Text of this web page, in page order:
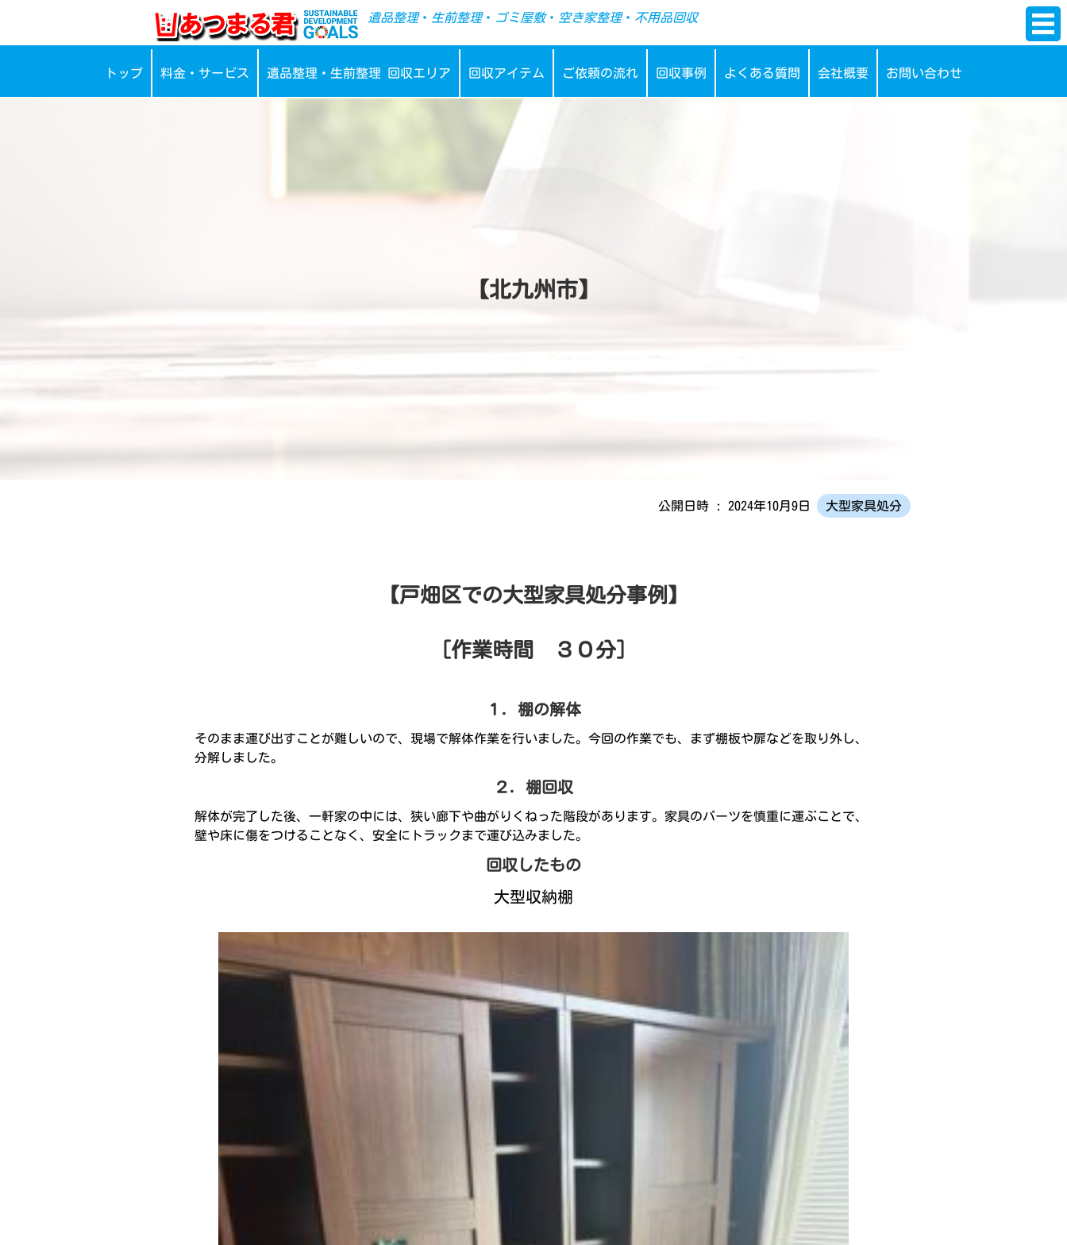
-->
遺品整理・ 生前整理・ ゴミ屋敷・ 空き家整理・ 不用品回収
トップ 料金・サービス 遺品整理・生前整理 回収エリア 回収アイテム ご依頼の流れ 回収事例 よくある質問 会社概要 お問い合わせ
【北九州市】
公開日時 : 2024年10月9日 大型家具処分
【戸畑区での大型家具処分事例】
［作業時間 ３０分］
１．棚の解体
そのまま運び出すことが難しいので、現場で解体作業を行いました。今回の作業でも、まず棚板や扉などを取り外し、
分解しました。
２．棚回収
解体が完了した後、一軒家の中には、狭い廊下や曲がりくねった階段があります。家具のパーツを慎重に運ぶことで、
壁や床に傷をつけることなく、安全にトラックまで運び込みました。
回収したもの
大型収納棚